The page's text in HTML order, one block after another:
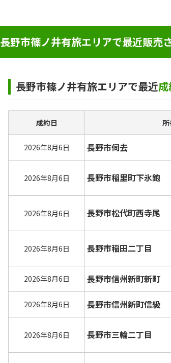
長野市篠ノ井有旅エリアで最近販売
長野市篠ノ井有旅エリアで最近
成約日
2026年8月6日 長野市伺去
2026年8月6日 長野市稲里町下氷鉋
2026年8月6日 長野市松代町西寺尾
2026年8月6日 長野市稲田二丁目
2026年8月6日 長野市信州新町新町
2026年8月6日 長野市信州新町信級
2026年8月6日 長野市三輪二丁目